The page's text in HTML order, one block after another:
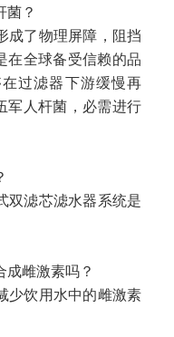
菌？
成了物理屏障，阻挡
在全球备受信赖的品
过滤器下游缓慢再
军人杆菌，必需进行
双滤芯滤水器系统是
雌激素吗？
少饮用水中的雌激素